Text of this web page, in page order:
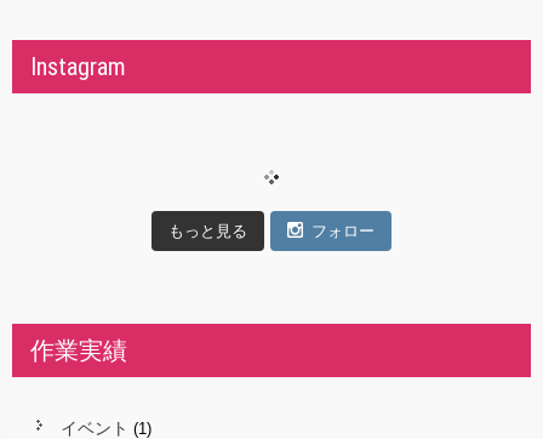
Instagram
もっと見る フォロー
作業実績
イベント (1)